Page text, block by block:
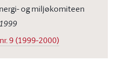
og miljøkomiteen
9 (1999-2000)